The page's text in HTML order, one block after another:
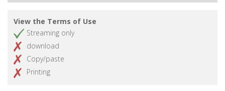
View the Terms of Use
Streaming only
download
Copy/paste
Printing